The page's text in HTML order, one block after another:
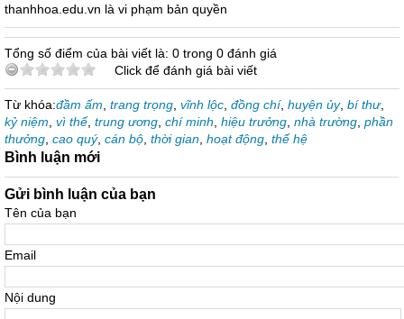
thanhhoa.edu.vn là vi phạm bản quyền
Tổng số điểm của bài viết là: 0 trong 0 đánh giá
Click để đánh giá bài viết
Từ khóa:đầm ấm trang trọng vĩnh lộc đồng chí, huyện ủy, bí thư,
kỷ niệm vì thế, trung ương chí minh hiệu trưởng nhà trường phần
thưởng cao quý, cán bộ thời gian hoạt động thế hệ
Bình luận mới
Gửi bình luận của bạn
Tên của bạn
Email
Nội dung